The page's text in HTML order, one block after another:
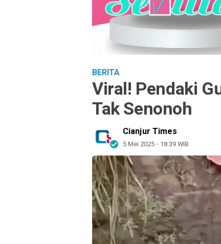
BERITA
Viral! Pendaki
Tak Senonoh
Cianjur Times
5 Mei 2025 - 18:39 WIB